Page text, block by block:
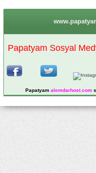
Papatyam Sosyal
Papatyam alemdarhost.com